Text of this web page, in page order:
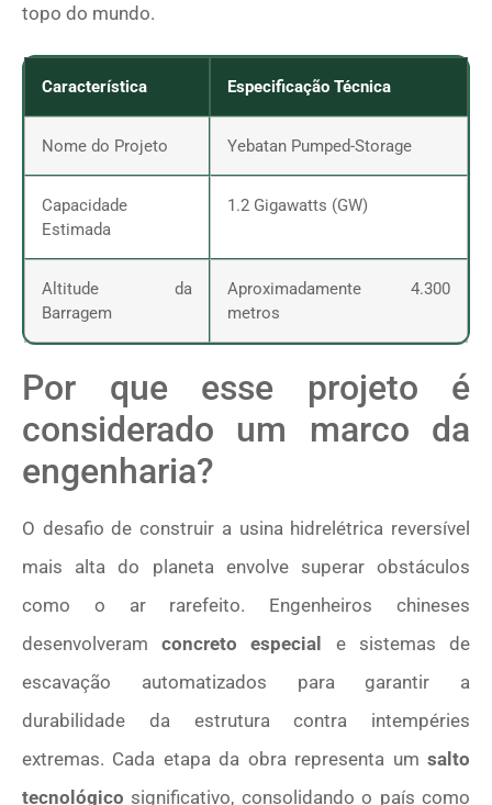
topo do mundo.
Característica Especificação Técnica
Nome do Projeto Yebatan Pumped-Storage
Capacidade
Estimada
1.2 Gigawatts (GW)
Altitude da
Barragem
Aproximadamente 4.300
metros
Por que esse projeto é
considerado um marco da
engenharia?
O desafio de construir a usina hidrelétrica reversível
mais alta do planeta envolve superar obstáculos
como o ar rarefeito. Engenheiros chineses
desenvolveramconcreto especial e sistemas de
escavação automatizados para garantir a
durabilidade da estrutura contra intempéries
extremas. Cada etapa da obra representa um salto
tecnológico significativo, consolidando o país como